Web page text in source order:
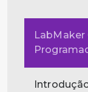
LabMaker